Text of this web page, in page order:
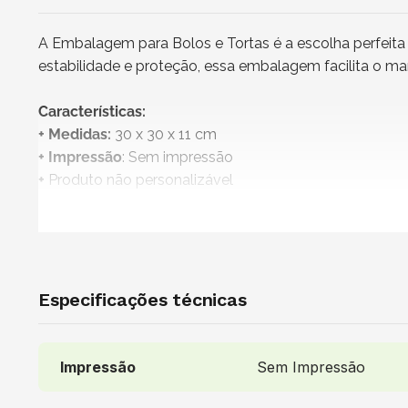
A Embalagem para Bolos e Tortas é a escolha
estabilidade e proteção, essa embalagem facilita o
Características:
+ Medidas: 30 x 30 x 11 cm
+ Impressão: Sem impressão
+ Produto não personalizável
Produto vendido exclusivamente para os
Uso indicado:
massa seja colocada diretamente sem a
Especificações técnicas
Impressão Sem Impressão